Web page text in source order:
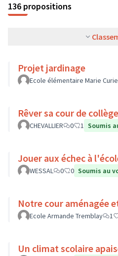
136 propositions
Projet jardinage
Ecole élémentaire Marie Curie
Rêver sa cour de collège
CHEVALLIER 0 1 Soumis
Jouer aux échec à
WESSAL 0 0 Soumis au
Notre cour aménagée
Ecole Armande Tremblay 1
Un climat scolaire